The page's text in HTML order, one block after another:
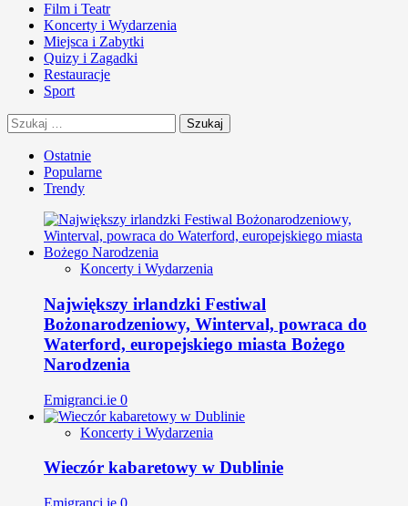
Film i Teatr
Koncerty i Wydarzenia
Miejsca i Zabytki
Quizy i Zagadki
Restauracje
Sport
Szukaj:
Ostatnie
Popularne
Trendy
Koncerty i Wydarzenia
Największy irlandzki Festiwal
Bożonarodzeniowy, Winterval, powraca do
Waterford, europejskiego miasta Bożego
Narodzenia
Emigranci.ie 0
Koncerty i Wydarzenia
Wieczór kabaretowy w Dublinie
Emigranci.ie 0